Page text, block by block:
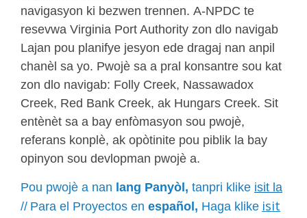
navigasyon ki bezwen trennen. A-NPDC te
resevwa Virginia Port Authority zon dlo navigab
Lajan pou planifye jesyon ede dragaj nan anpil
chanèl sa yo. Pwojè sa a pral konsantre sou kat
zon dlo navigab: Folly Creek, Nassawadox
Creek, Red Bank Creek, ak Hungars Creek. Sit
entènèt sa a bay enfòmasyon sou pwojè,
referans konplè, ak opòtinite pou piblik la bay
opinyon sou devlopman pwojè a.
Pou pwojè a nan lang Panyòl, tanpri klike isit la
// Para el Proyectos en español, Haga klike isit